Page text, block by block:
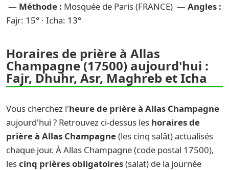
— Méthode : Mosquée de Paris (FRANCE) — Angles :
Fajr: 15° · Icha: 13°
Horaires de prière à Allas
Champagne (17500) aujourd'hui :
Fajr, Dhuhr, Asr, Maghreb et Icha
Vous cherchez l'heure de prière à Allas Champagne
aujourd'hui ? Retrouvez ci-dessus les horaires de
prière à Allas Champagne(les cinq salât) actualisés
chaque jour. À Allas Champagne (code postal 17500),
lescinq prières obligatoires(salat) de la journée